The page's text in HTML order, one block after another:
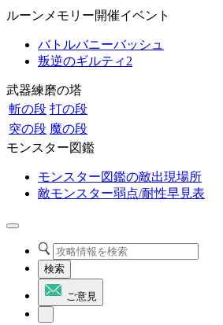
ルーンメモリー開催イベント
バトルバニーバッシュ
叛逆のギルティ2
武器練磨の塔
斬の段 打の段
突の段 魔の段
モンスター図鑑
モンスター図鑑の敵出現場所
敵モンスター弱点/耐性早見表
検索
ご意見